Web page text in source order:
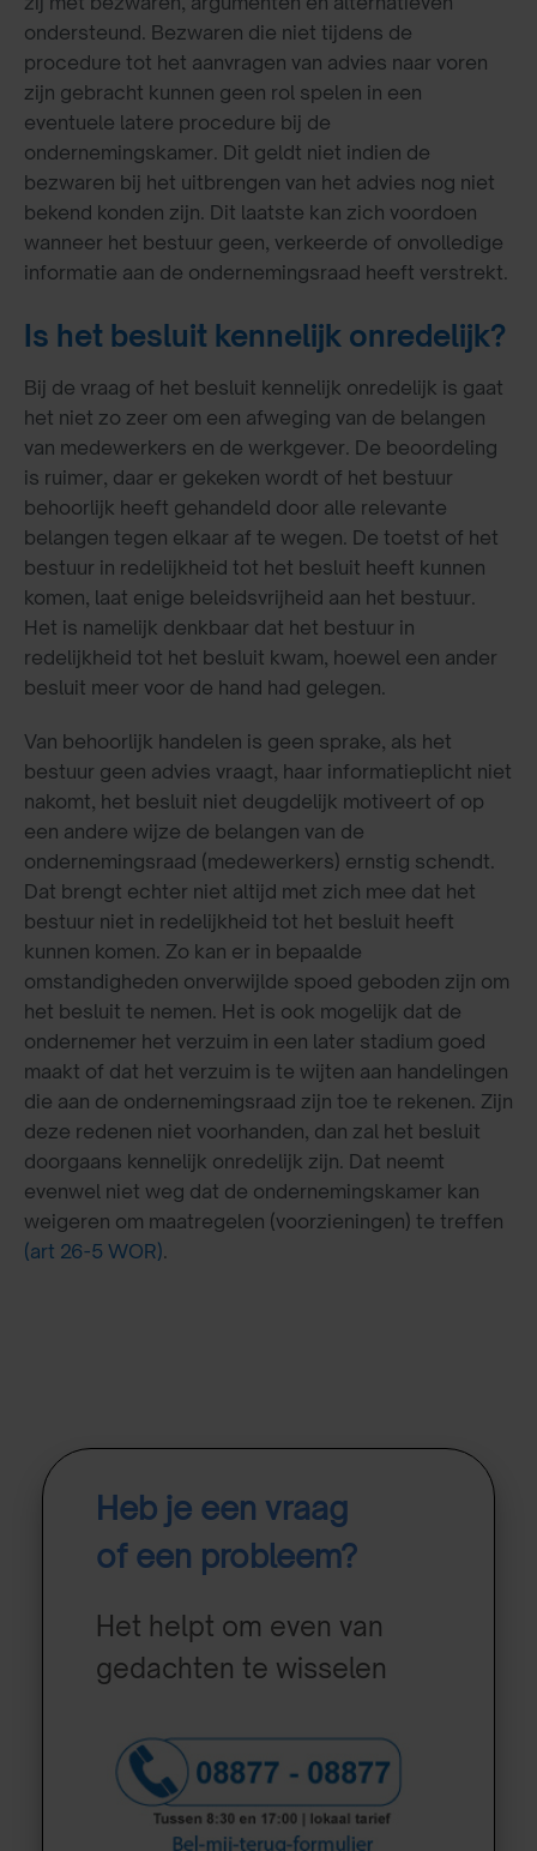
ondersteund. Bezwaren die niet tijdens de
procedure tot het aanvragen van advies naar voren
zijn gebracht kunnen geen rol spelen in een
eventuele latere procedure bij de
ondernemingskamer. Dit geldt niet indien de
bezwaren bij het uitbrengen van het advies nog niet
bekend konden zijn. Dit laatste kan zich voordoen
wanneer het bestuur geen, verkeerde of onvolledige
informatie aan de ondernemingsraad heeft verstrekt.
Is het besluit kennelijk onredelijk?
Bij de vraag of het besluit kennelijk onredelijk is gaat
het niet zo zeer om een afweging van de belangen
van medewerkers en de werkgever. De beoordeling
is ruimer, daar er gekeken wordt of het bestuur
behoorlijk heeft gehandeld door alle relevante
belangen tegen elkaar af te wegen. De toetst of het
bestuur in redelijkheid tot het besluit heeft kunnen
komen, laat enige beleidsvrijheid aan het bestuur.
Het is namelijk denkbaar dat het bestuur in
redelijkheid tot het besluit kwam, hoewel een ander
besluit meer voor de hand had gelegen.
Van behoorlijk handelen is geen sprake, als het
bestuur geen advies vraagt, haar informatieplicht niet
nakomt, het besluit niet deugdelijk motiveert of op
een andere wijze de belangen van de
ondernemingsraad (medewerkers) ernstig schendt.
Dat brengt echter niet altijd met zich mee dat het
bestuur niet in redelijkheid tot het besluit heeft
kunnen komen. Zo kan er in bepaalde
omstandigheden onverwijlde spoed geboden zijn om
het besluit te nemen. Het is ook mogelijk dat de
ondernemer het verzuim in een later stadium goed
maakt of dat het verzuim is te wijten aan handelingen
die aan de ondernemingsraad zijn toe te rekenen. Zijn
deze redenen niet voorhanden, dan zal het besluit
doorgaans kennelijk onredelijk zijn. Dat neemt
evenwel niet weg dat de ondernemingskamer kan
weigeren om maatregelen (voorzieningen) te treffen
(art 26-5 WOR).
Heb je een vraag
of een probleem?
Het helpt om even van
gedachten te wisselen